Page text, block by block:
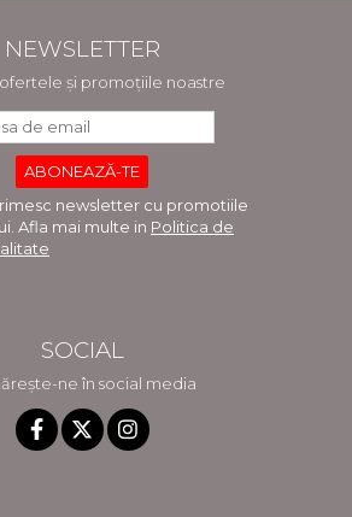
NEWSLETTER
și promoțiile noastre
newsletter cu promotiile
Afla mai multe in Politica de
SOCIAL
ne în social media